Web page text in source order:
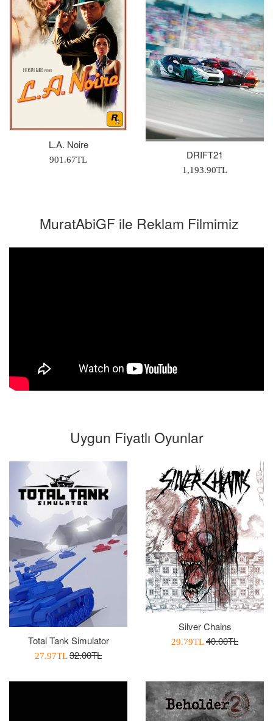
L.A. Noire
Normal
901.67TL DRIFT21
Normal
1,193.90TL
MuratAbiGF ile Reklam Filmimiz
Uygun Fiyatlı Oyunlar
Total Tank Simulator
İndirimli
27.97TLNormal
32.00TL
Silver Chains
İndirimli
29.79TLNormal
40.00TL